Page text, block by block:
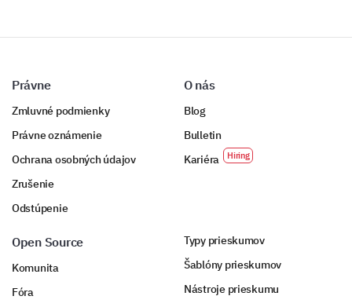
Právne
Zmluvné podmienky
Právne oznámenie
Ochrana osobných údajov
Zrušenie
Odstúpenie
O nás
Blog
Bulletin
Kariéra
Open Source
Komunita
Fóra
Typy prieskumov
Šablóny prieskumov
Nástroje prieskumu